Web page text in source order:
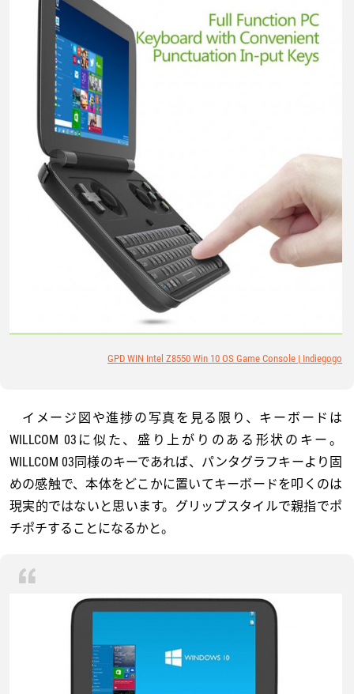
GPD WIN Intel Z8550 Win 10 OS Game Console | Indiegogo
イメージ図や進捗の写真を見る限り、キーボードは
WILLCOM 03に似た、盛り上がりのある形状のキー。
WILLCOM 03同様のキーであれば、パンタグラフキーより固
めの感触で、本体をどこかに置いてキーボードを叩くのは
現実的ではないと思います。グリップスタイルで親指でポ
チポチすることになるかと。